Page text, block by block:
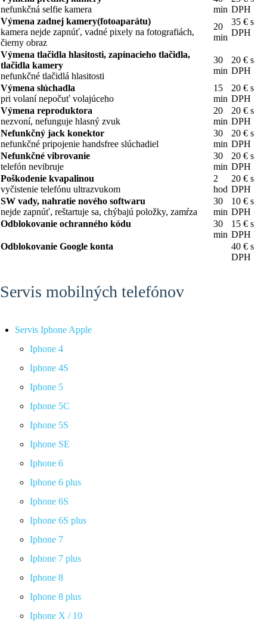
nefunkčná selfie kamera
min DPH
Výmena zadnej kamery(fotoaparátu)
kamera nejde zapnúť, vadné pixely na fotografiách,
čierny obraz
20
min
35 € s
DPH
Výmena tlačidla hlasitosti, zapínacieho tlačidla,
tlačidla kamery
nefunkčné tlačidlá hlasitosti
30
min
20 € s
DPH
Výmena slúchadla
pri volaní nepočuť volajúceho
15
min
20 € s
DPH
Výmena reproduktora
nezvoní, nefunguje hlasný zvuk
20
min
20 € s
DPH
Nefunkčný jack konektor
nefunkčné pripojenie handsfree slúchadiel
30
min
20 € s
DPH
Nefunkčné vibrovanie
telefón nevibruje
30
min
20 € s
DPH
Poškodenie kvapalinou
vyčistenie telefónu ultrazvukom
2
hod
20 € s
DPH
SW vady, nahratie nového softwaru
nejde zapnúť, reštartuje sa, chýbajú položky, zamŕza
30
min
10 € s
DPH
Odblokovanie ochranného kódu
30
min
15 € s
DPH
Odblokovanie Google konta
40 € s
DPH
Servis mobilných telefónov
Servis Iphone Apple
Iphone 4
Iphone 4S
Iphone 5
Iphone 5C
Iphone 5S
Iphone SE
Iphone 6
Iphone 6 plus
Iphone 6S
Iphone 6S plus
Iphone 7
Iphone 7 plus
Iphone 8
Iphone 8 plus
Iphone X / 10